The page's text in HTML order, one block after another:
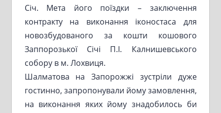
Січ. Мета його поїздки – заключення
контракту на виконання іконостаса для
новозбудованого за кошти кошового
Заппорозької Січі П.І. Калнишевського
собору в м. Лохвиця.
Шалматова на Запорожжі зустріли дуже
гостинно, запропонували йому замовлення,
на виконання яких йому знадобилось би